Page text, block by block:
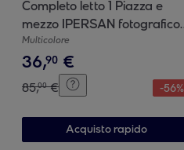
Completo letto 1 Piazza e
mezzo IPERSAN fotografico
Fine-Art City
Multicolore
36,90 €
85,00 € -56%
Acquisto rapido